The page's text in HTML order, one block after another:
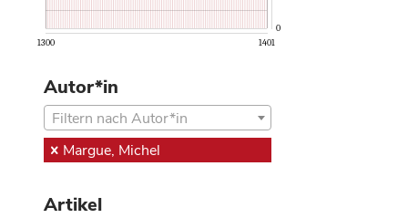
1300 1401
0
Autor*in
Filtern nach Autor*in
Margue, Michel
Artikel